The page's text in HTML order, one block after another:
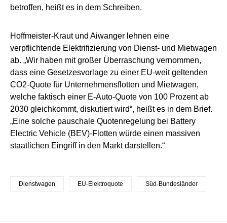
betroffen, heißt es in dem Schreiben.
Hoffmeister-Kraut und Aiwanger lehnen eine
verpflichtende Elektrifizierung von Dienst- und Mietwagen
ab. „Wir haben mit großer Überraschung vernommen,
dass eine Gesetzesvorlage zu einer EU-weit geltenden
CO2-Quote für Unternehmensflotten und Mietwagen,
welche faktisch einer E-Auto-Quote von 100 Prozent ab
2030 gleichkommt, diskutiert wird“, heißt es in dem Brief.
„Eine solche pauschale Quotenregelung bei Battery
Electric Vehicle (BEV)-Flotten würde einen massiven
staatlichen Eingriff in den Markt darstellen.“
Dienstwagen EU-Elektroquote Süd-Bundesländer